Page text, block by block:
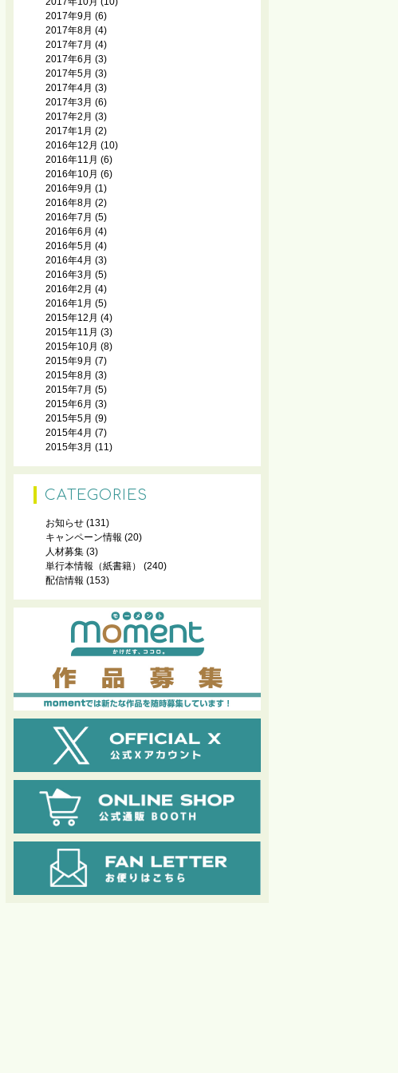
2017年9月 (6)
2017年8月 (4)
2017年7月 (4)
2017年6月 (3)
2017年5月 (3)
2017年4月 (3)
2017年3月 (6)
2017年2月 (3)
2017年1月 (2)
2016年12月 (10)
2016年11月 (6)
2016年10月 (6)
2016年9月 (1)
2016年8月 (2)
2016年7月 (5)
2016年6月 (4)
2016年5月 (4)
2016年4月 (3)
2016年3月 (5)
2016年2月 (4)
2016年1月 (5)
2015年12月 (4)
2015年11月 (3)
2015年10月 (8)
2015年9月 (7)
2015年8月 (3)
2015年7月 (5)
2015年6月 (3)
2015年5月 (9)
2015年4月 (7)
2015年3月 (11)
CATEGORIES
お知らせ (131)
キャンペーン情報 (20)
人材募集 (3)
単行本情報（紙書籍）
(240)
配信情報 (153)